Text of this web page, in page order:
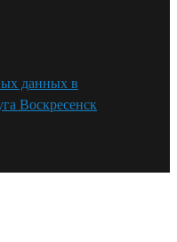
данных в
Воскресенск